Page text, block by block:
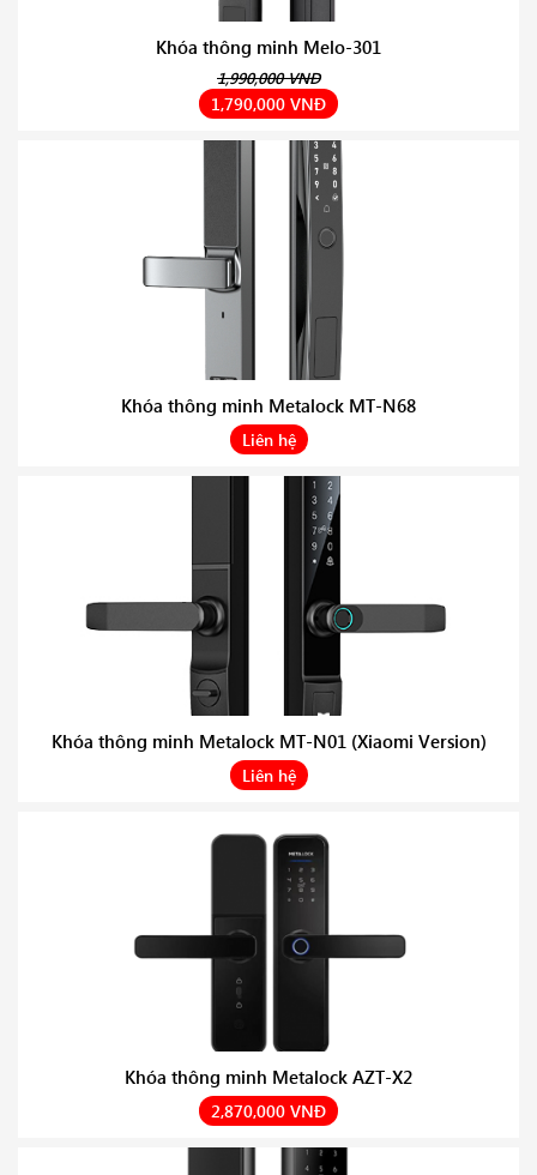
Khóa thông minh Melo-301
1,990,000 VNĐ
1,790,000 VNĐ
Khóa thông minh Metalock MT-N68
Liên hệ
Khóa thông minh Metalock MT-N01 (Xiaomi Version)
Liên hệ
Khóa thông minh Metalock AZT-X2
2,870,000 VNĐ